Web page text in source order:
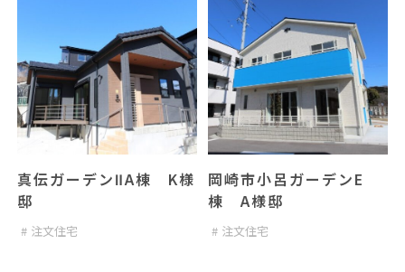
真伝ガーデンⅡA棟 K様
邸
注文住宅
岡崎市小呂ガーデンE
棟 A様邸
注文住宅